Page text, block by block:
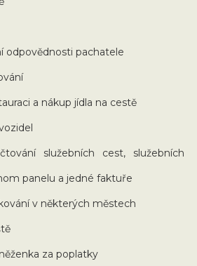
odpovědnosti pachatele
a nákup jídla na cestě
služebních cest, služebních
panelu a jedné faktuře
v některých městech
za poplatky